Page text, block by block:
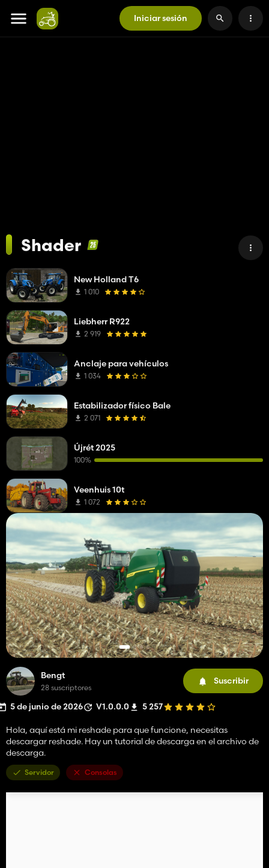
Iniciar sesión
Shader
Bengt
28 suscriptores
Suscribir
5 de junio de 2026 V1.0.0.0 5 257
Hola, aquí está mi reshade para que funcione, necesitas
descargar reshade. Hay un tutorial de descarga en el archivo de
descarga.
Servidor Consolas
New Holland T6
1 010
Liebherr R922
2 919
Anclaje para vehículos
1 034
Estabilizador físico Bale
2 071
Újrét 2025
100%
Veenhuis 10t
1 072